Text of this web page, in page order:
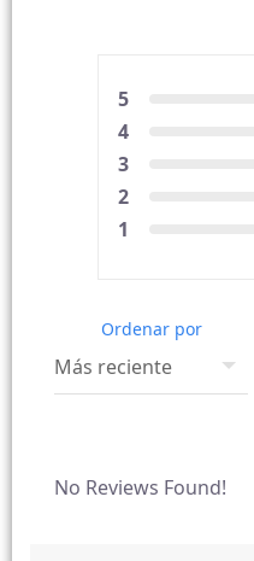
5
4
3
2
1
Ordenar por
No Reviews Found!